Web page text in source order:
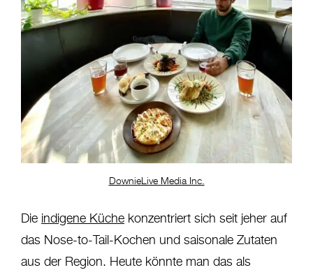
DownieLive Media Inc.
Die indigene Küche konzentriert sich seit jeher auf
das Nose-to-Tail-Kochen und saisonale Zutaten
aus der Region. Heute könnte man das als